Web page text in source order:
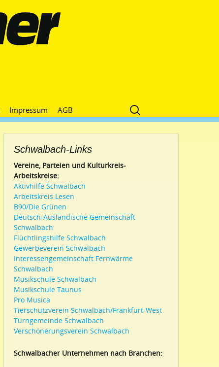
Impressum AGB
Suche
nach:
Schwalbach-Links
Vereine, Parteien und Kulturkreis-
Arbeitskreise:
Aktivhilfe Schwalbach
Arbeitskreis Lesen
B90/Die Grünen
Deutsch-Ausländische Gemeinschaft
Schwalbach
Flüchtlingshilfe Schwalbach
Gewerbeverein Schwalbach
Interessengemeinschaft Fernwärme
Schwalbach
Musikschule Schwalbach
Musikschule Taunus
Pro Musica
Tierschutzverein Schwalbach/Frankfurt-West
Turngemeinde Schwalbach
Verschönerungsverein Schwalbach
Schwalbacher Unternehmen nach Branchen: